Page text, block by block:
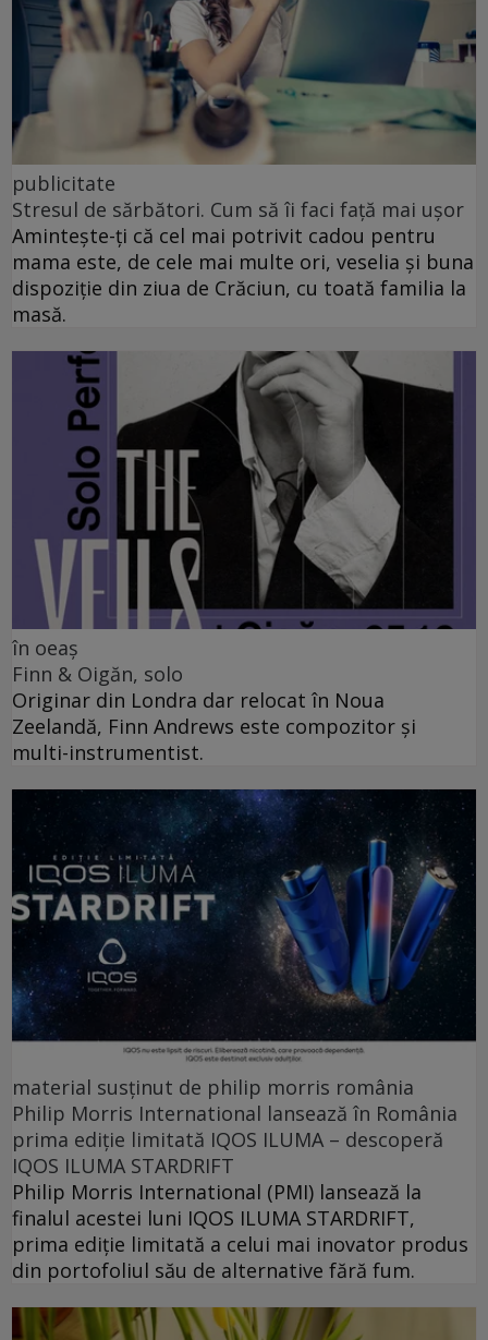
publicitate
Stresul de sărbători. Cum să îi faci față mai ușor
Amintește-ți că cel mai potrivit cadou pentru
mama este, de cele mai multe ori, veselia și buna
dispoziție din ziua de Crăciun, cu toată familia la
masă.
în oeaș
Finn & Oigăn, solo
Originar din Londra dar relocat în Noua
Zeelandă, Finn Andrews este compozitor și
multi-instrumentist.
material susținut de philip morris românia
Philip Morris International lansează în România
prima ediție limitată IQOS ILUMA – descoperă
IQOS ILUMA STARDRIFT
Philip Morris International (PMI) lansează la
finalul acestei luni IQOS ILUMA STARDRIFT,
prima ediție limitată a celui mai inovator produs
din portofoliul său de alternative fără fum.